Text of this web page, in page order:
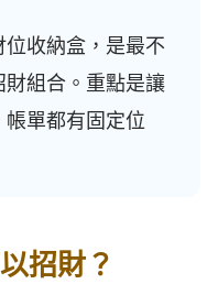
收納盒，是最不
組合。重點是讓
單都有固定位
招財？